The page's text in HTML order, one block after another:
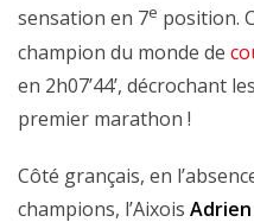
sensation en 7e position.
champion du monde de
en 2h07’44’, décrochant
premier marathon !
Côté grançais, en
champions, l’Aixois